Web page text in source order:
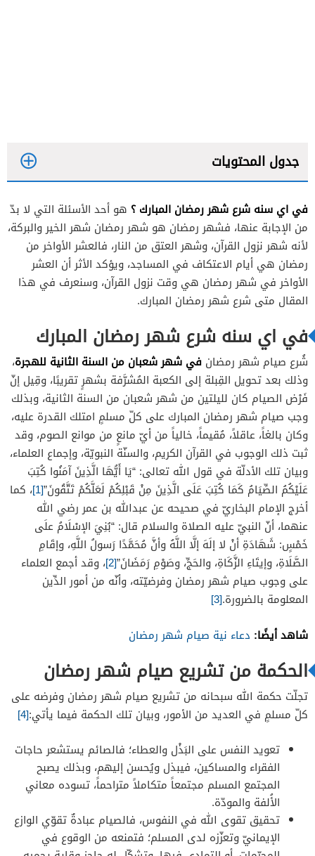
جدول المحتويات
في اي سنه شرع شهر رمضان المبارك ؟ هو أحد الأسئلة التي لا بدّ
من الإجابة عنها، فشهر رمضان هو شهر رمضان شهر الخير والبركة،
لأنه شهر نزول القرآن، وشهر العتق من النار، فالعشر الأواخر من
رمضان هي أيام الاعتكاف في المساجد، ويؤكد الأثر أن العشر
الأواخر في شهر رمضان هي وقت نزول القرآن، وسنعرف في هذا
المقال متى شرع شهر رمضان المبارك.
في اي سنه شرع شهر رمضان المبارك
شُرع صيام شهر رمضان في شهر شعبان من السنة الثانية للهجرة،
وذلك بعد تحويل القِبلة إلى الكعبة المُشرَّفة بشهرٍ تقريبًا، وقِيل إنّ
فَرْض الصيام كان لليلتين من شهر شعبان من السنة الثانية، وبذلك
وجب صيام شهر رمضان المبارك على كلّ مسلمٍ امتلك القدرة عليه،
وكان بالغاً، عاقلاً، مُقيماً، خالياً من أيّ مانعٍ من موانع الصوم، وقد
ثبت ذلك الوجوب في القرآن الكريم، والسنّة النبويّة، وإجماع العلماء،
وبيان تلك الأدلّة في قول الله تعالى: “يَا أَيُّهَا الَّذِينَ آمَنُوا كُتِبَ
عَلَيْكُمُ الصِّيَامُ كَمَا كُتِبَ عَلَى الَّذِينَ مِنْ قَبْلِكُمْ لَعَلَّكُمْ تَتَّقُونَ”[1] ، كما
أخرج الإمام البخاريّ في صحيحه عن عبدالله بن عمر رضي الله
عنهما، أنّ النبيّ عليه الصلاة والسلام قال: “بُنِيَ الإسْلَامُ علَى
خَمْسٍ: شَهَادَةِ أنْ لا إلَهَ إلَّا اللَّهُ وأنَّ مُحَمَّدًا رَسولُ اللَّهِ، وإقَامِ
الصَّلَاةِ، وإيتَاءِ الزَّكَاةِ، والحَجِّ، وصَوْمِ رَمَضَانَ”[2] ، وقد أجمع العلماء
على وجوب صيام شهر رمضان وفرضيّته، وأنّه من أمور الدِّين
المعلومة بالضرورة.[3]
شاهد أيضًا: دعاء نية صيام شهر رمضان
الحكمة من تشريع صيام شهر رمضان
تجلّت حكمة الله سبحانه من تشريع صيام شهر رمضان وفرضه على
كلّ مسلمٍ في العديد من الأمور، وبيان تلك الحكمة فيما يأتي:[4]
تعويد النفس على البَذْل والعطاء؛ فالصائم يستشعر حاجات
الفقراء والمساكين، فيبذل ويُحسن إليهم، وبذلك يصبح
المجتمع المسلم مجتمعاً متكاملاً متراحماً، تسوده معاني
الأُلفة والمودّة.
تحقيق تقوى الله في النفوس، فالصيام عبادةٌ تقوّي الوازع
الإيمانيّ وتعزّزه لدى المسلم؛ فتمنعه من الوقوع في